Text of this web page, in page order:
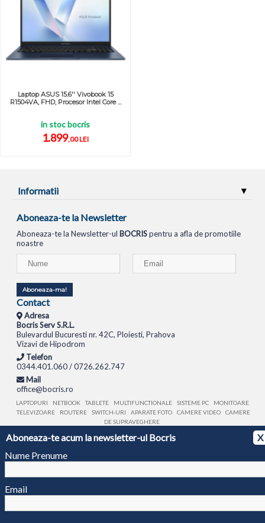
Aboneaza-te acum la newsletter-ul Bocris
X
Nume Prenume
Email
Laptop ASUS 15.6'' Vivobook 15
R1504VA, FHD, Procesor Intel Core ...
in stoc bocris
1.899,00 LEI
Informatii
Aboneaza-te la Newsletter
Aboneaza-te la Newsletter-ul BOCRISpentru a afla de promotiile
noastre
Aboneaza-ma!
Contact
Adresa
Bocris Serv S.R.L.
Bulevardul Bucuresti nr. 42C, Ploiesti, Prahova
Vizavi de Hipodrom
Telefon
0344.401.060 / 0726.262.747
Mail
office@bocris.ro
LAPTOPURI NETBOOK TABLETE MULTIFUNCTIONALE SISTEME PC
MONITOARE
TELEVIZOARE
ROUTERE SWITCH-URI APARATE FOTO CAMERE VIDEO
CAMERE
DE SUPRAVEGHERE